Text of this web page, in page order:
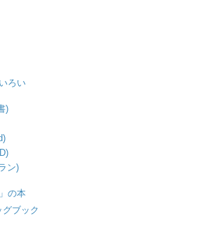
ろい
)
ン)
の本
ブック